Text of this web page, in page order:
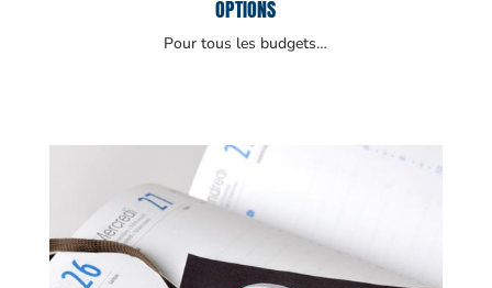
OPTIONS
Pour tous les budgets…